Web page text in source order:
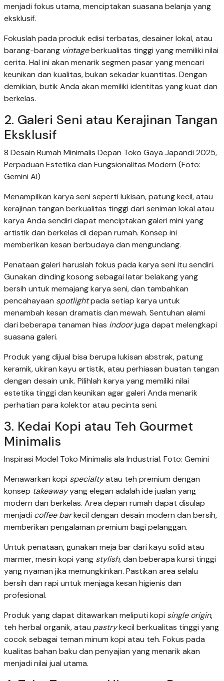
menjadi fokus utama, menciptakan suasana belanja yang
eksklusif.
Fokuslah pada produk edisi terbatas, desainer lokal, atau
barang-barang vintageberkualitas tinggi yang memiliki nilai
cerita. Hal ini akan menarik segmen pasar yang mencari
keunikan dan kualitas, bukan sekadar kuantitas. Dengan
demikian, butik Anda akan memiliki identitas yang kuat dan
berkelas.
2. Galeri Seni atau Kerajinan Tangan
Eksklusif
8 Desain Rumah Minimalis Depan Toko Gaya Japandi 2025,
Perpaduan Estetika dan Fungsionalitas Modern (Foto:
Gemini AI)
Menampilkan karya seni seperti lukisan, patung kecil, atau
kerajinan tangan berkualitas tinggi dari seniman lokal atau
karya Anda sendiri dapat menciptakan galeri mini yang
artistik dan berkelas di depan rumah. Konsep ini
memberikan kesan berbudaya dan mengundang.
Penataan galeri haruslah fokus pada karya seni itu sendiri.
Gunakan dinding kosong sebagai latar belakang yang
bersih untuk memajang karya seni, dan tambahkan
pencahayaan spotlightpada setiap karya untuk
menambah kesan dramatis dan mewah. Sentuhan alami
dari beberapa tanaman hias indoorjuga dapat melengkapi
suasana galeri.
Produk yang dijual bisa berupa lukisan abstrak, patung
keramik, ukiran kayu artistik, atau perhiasan buatan tangan
dengan desain unik. Pilihlah karya yang memiliki nilai
estetika tinggi dan keunikan agar galeri Anda menarik
perhatian para kolektor atau pecinta seni.
3. Kedai Kopi atau Teh Gourmet
Minimalis
Inspirasi Model Toko Minimalis ala Industrial. Foto: Gemini
Menawarkan kopi specialtyatau teh premium dengan
konsep takeawayyang elegan adalah ide jualan yang
modern dan berkelas. Area depan rumah dapat disulap
menjadi coffee barkecil dengan desain modern dan bersih,
memberikan pengalaman premium bagi pelanggan.
Untuk penataan, gunakan meja bar dari kayu solid atau
marmer, mesin kopi yang stylish, dan beberapa kursi tinggi
yang nyaman jika memungkinkan. Pastikan area selalu
bersih dan rapi untuk menjaga kesan higienis dan
profesional.
Produk yang dapat ditawarkan meliputi kopi single origin,
teh herbal organik, atau pastrykecil berkualitas tinggi yang
cocok sebagai teman minum kopi atau teh. Fokus pada
kualitas bahan baku dan penyajian yang menarik akan
menjadi nilai jual utama.